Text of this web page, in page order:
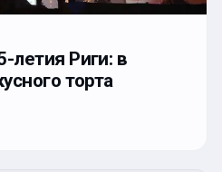
летия Риги: в
торта